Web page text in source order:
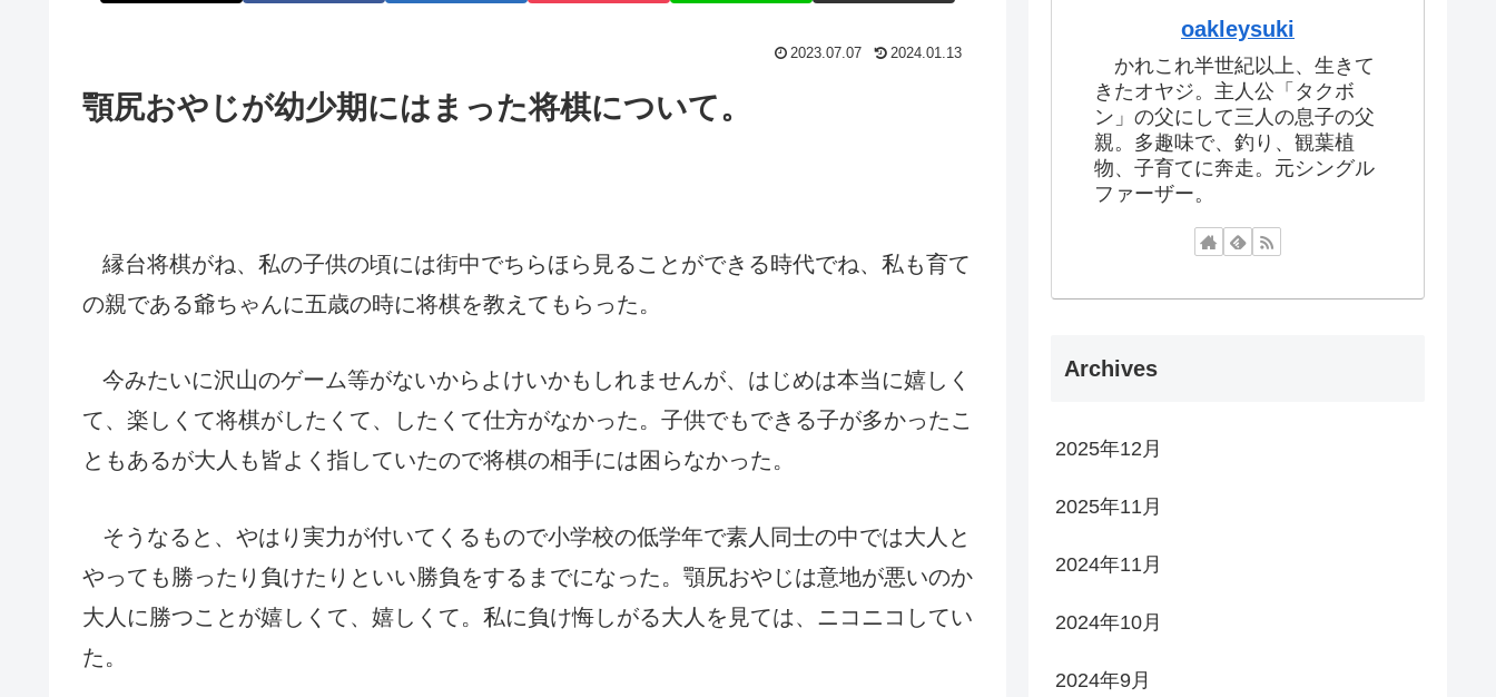
2023.07.07 2024.01.13
顎尻おやじが幼少期にはまった将棋について。
縁台将棋がね、私の子供の頃には街中でちらほら見ることができる時代でね、私も育て
の親である爺ちゃんに五歳の時に将棋を教えてもらった。
今みたいに沢山のゲーム等がないからよけいかもしれませんが、はじめは本当に嬉しく
て、楽しくて将棋がしたくて、したくて仕方がなかった。子供でもできる子が多かったこ
ともあるが大人も皆よく指していたので将棋の相手には困らなかった。
そうなると、やはり実力が付いてくるもので小学校の低学年で素人同士の中では大人と
やっても勝ったり負けたりといい勝負をするまでになった。顎尻おやじは意地が悪いのか
大人に勝つことが嬉しくて、嬉しくて。私に負け悔しがる大人を見ては、ニコニコしてい
た。
oakleysuki
かれこれ半世紀以上、生きて
きたオヤジ。主人公「タクボ
ン」の父にして三人の息子の父
親。多趣味で、釣り、観葉植
物、子育てに奔走。元シングル
ファーザー。
Archives
2025年12月
2025年11月
2024年11月
2024年10月
2024年9月